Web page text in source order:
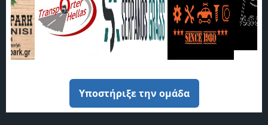
Υποστήριξε την ομάδα